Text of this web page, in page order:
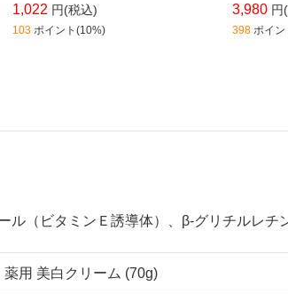
1,022 円(税込)
103 ポイント(10%)
3,980 円
398 ポイ
ル（ビタミンＥ誘導体）、β-グリチルレチ
用 美白クリーム (70g)